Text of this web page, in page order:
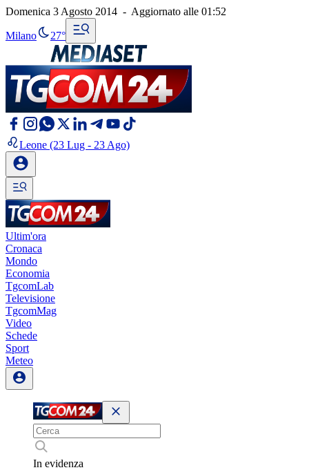
Domenica 3 Agosto 2014 - Aggiornato alle 01:52
Milano 27°
Leone (23 Lug - 23 Ago)
Ultim'ora
Cronaca
Mondo
Economia
TgcomLab
Televisione
TgcomMag
Video
Schede
Sport
Meteo
In evidenza